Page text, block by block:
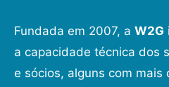
Fundada em 2007, a W2G
a capacidade técnica dos
e sócios, alguns com mais